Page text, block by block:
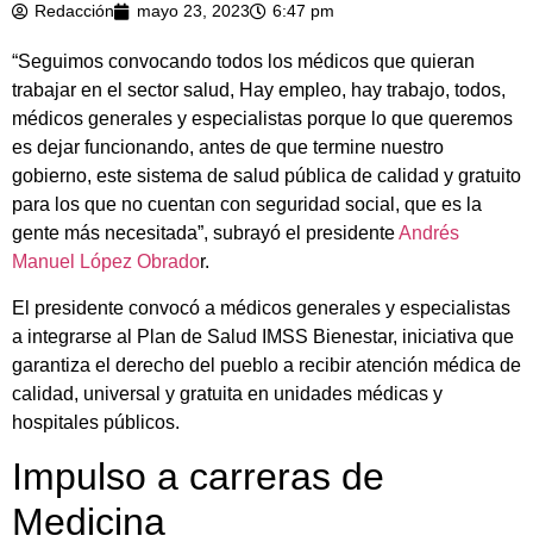
Redacción mayo 23, 2023 6:47 pm
“Seguimos convocando todos los médicos que quieran
trabajar en el sector salud, Hay empleo, hay trabajo, todos,
médicos generales y especialistas porque lo que queremos
es dejar funcionando, antes de que termine nuestro
gobierno, este sistema de salud pública de calidad y gratuito
para los que no cuentan con seguridad social, que es la
gente más necesitada”, subrayó el presidenteAndrés
Manuel López Obrador.
El presidente convocó a médicos generales y especialistas
a integrarse al Plan de Salud IMSS Bienestar, iniciativa que
garantiza el derecho del pueblo a recibir atención médica de
calidad, universal y gratuita en unidades médicas y
hospitales públicos.
Impulso a carreras de
Medicina